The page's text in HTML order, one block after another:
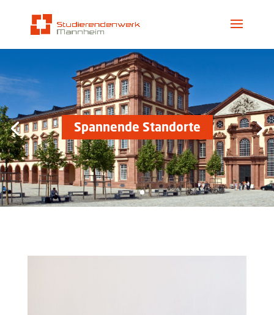
Spannende Standorte